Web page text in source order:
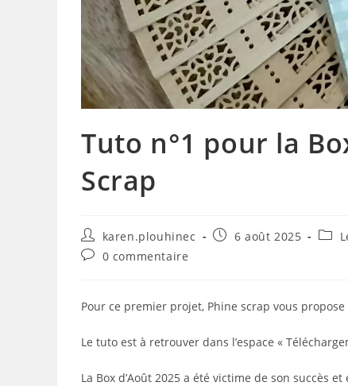
Tuto n°1 pour la
Scrap
Auteur/autrice
de
la
karen.plouhinec
Publication
6 août 2025
Post
Commentaires
publication :
0 commentaire
Pour ce premier projet, Phine scrap vous
Le tuto est à retrouver dans l’espace «
La Box d’Août 2025 a été victime de son succès